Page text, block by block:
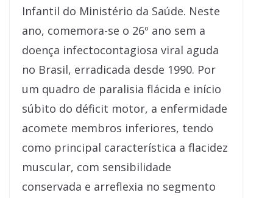
Infantil do Ministério da Saúde. Neste
ano, comemora-se o 26º ano sem a
doença infectocontagiosa viral aguda
no Brasil, erradicada desde 1990. Por
um quadro de paralisia flácida e início
súbito do déficit motor, a enfermidade
acomete membros inferiores, tendo
como principal característica a flacidez
muscular, com sensibilidade
conservada e arreflexia no segmento